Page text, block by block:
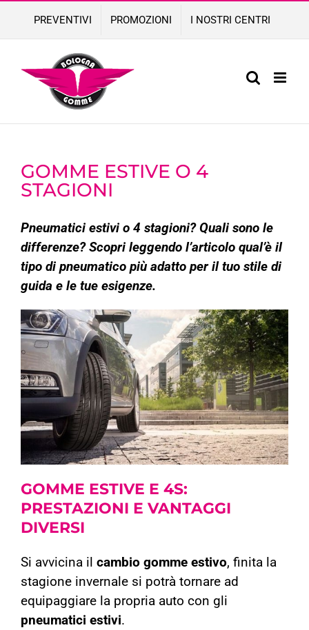
content
PREVENTIVI PROMOZIONI I NOSTRI CENTRI
GOMME ESTIVE O 4
STAGIONI
Pneumatici estivi o 4 stagioni? Quali sono le
differenze? Scopri leggendo l’articolo qual’è il
tipo di pneumatico più adatto per il tuo stile di
guida e le tue esigenze.
GOMME ESTIVE E 4S:
PRESTAZIONI E VANTAGGI
DIVERSI
Si avvicina il cambio gomme estivo, finita la
stagione invernale si potrà tornare ad
equipaggiare la propria auto con gli
pneumatici estivi.